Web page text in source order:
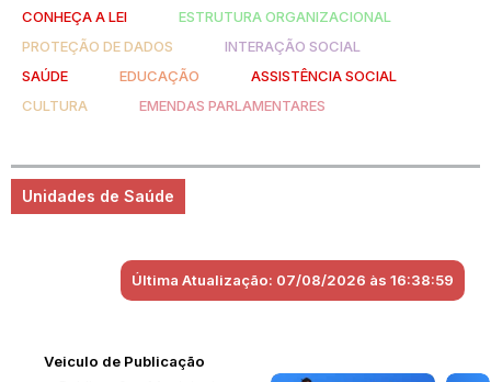
CONHEÇA A LEI
ESTRUTURA ORGANIZACIONAL
PROTEÇÃO DE DADOS
INTERAÇÃO SOCIAL
SAÚDE
EDUCAÇÃO
ASSISTÊNCIA SOCIAL
CULTURA
EMENDAS PARLAMENTARES
Unidades de Saúde
Última Atualização: 07/08/2026 às 16:38:59
Veiculo de Publicação